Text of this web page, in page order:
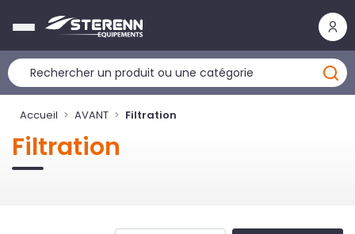
Accueil AVANT Filtration
Filtration